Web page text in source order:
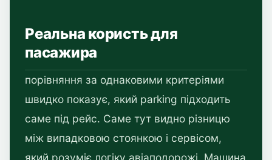
Реальна користь для
пасажира
порівняння за однаковими критеріями
швидко показує, який parking підходить
саме під рейс. Саме тут видно різницю
між випадковою стоянкою і сервісом,
який розуміє логіку авіаподорожі. Машина